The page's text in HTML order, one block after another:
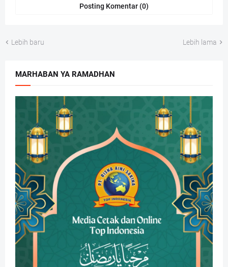
Posting Komentar (0)
Lebih baru Lebih lama
MARHABAN YA RAMADHAN